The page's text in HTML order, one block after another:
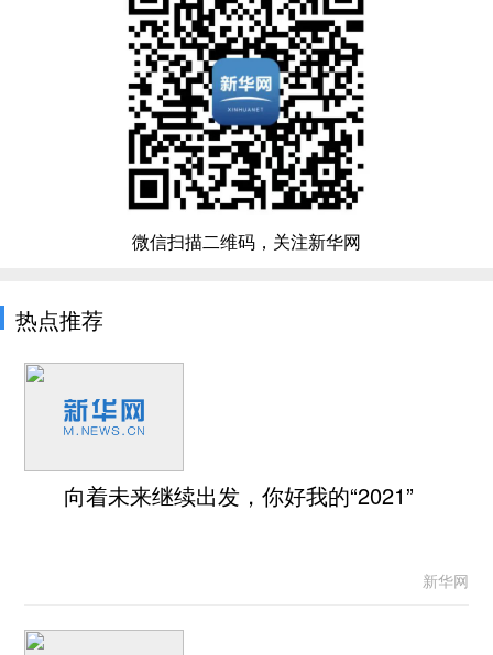
微信扫描二维码，关注新华网
热点推荐
向着未来继续出发，你好我的“2021”
新华网